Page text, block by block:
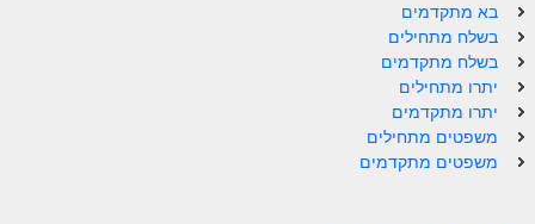
זוהר בחוקותי למתחילים
זוהר הקדוש בחוקותי למתקדמים
ספר הזוהר – במדבר
זוהר במדבר מתחילים
בא מתקדמים
בשלח מתחילים
בשלח מתקדמים
יתרו מתחילים
יתרו מתקדמים
משפטים מתחילים
משפטים מתקדמים